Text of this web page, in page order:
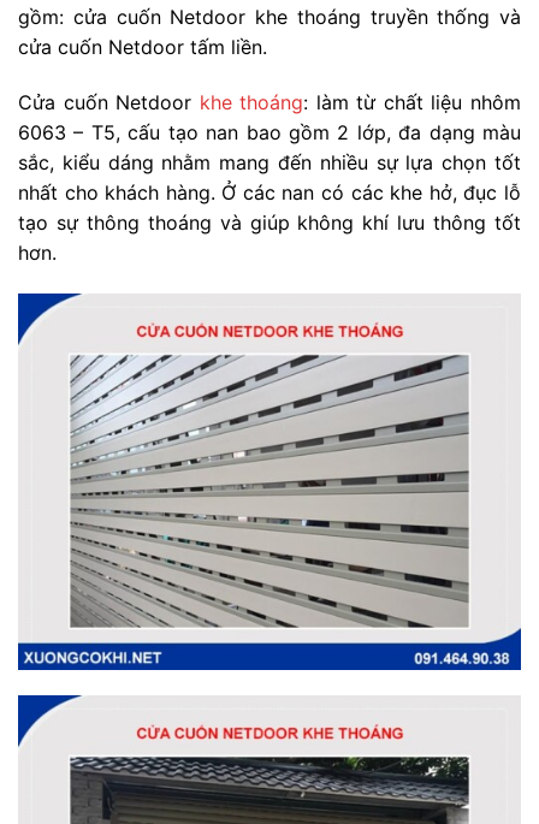
gồm: cửa cuốn Netdoor khe thoáng truyền thống và
cửa cuốn Netdoor tấm liền.
Cửa cuốn Netdoor khe thoáng: làm từ chất liệu nhôm
6063 – T5, cấu tạo nan bao gồm 2 lớp, đa dạng màu
sắc, kiểu dáng nhằm mang đến nhiều sự lựa chọn tốt
nhất cho khách hàng. Ở các nan có các khe hở, đục lỗ
tạo sự thông thoáng và giúp không khí lưu thông tốt
hơn.